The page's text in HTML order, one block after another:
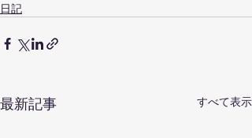
日記
最新記事 すべて表示